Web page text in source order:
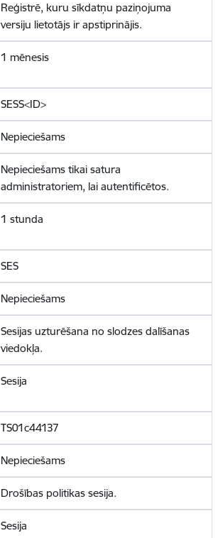
Reģistrē, kuru sīkdatņu paziņojuma
versiju lietotājs ir apstiprinājis.
1 mēnesis
SESS<ID>
Nepieciešams
Nepieciešams tikai satura
administratoriem, lai autentificētos.
1 stunda
SES
Nepieciešams
Sesijas uzturēšana no slodzes dalīšanas
viedokļa.
Sesija
TS01c44137
Nepieciešams
Drošības politikas sesija.
Sesija